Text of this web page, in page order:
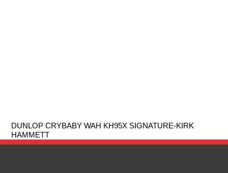
DUNLOP CRYBABY WAH KH95X SIGNATURE-KIRK
HAMMETT